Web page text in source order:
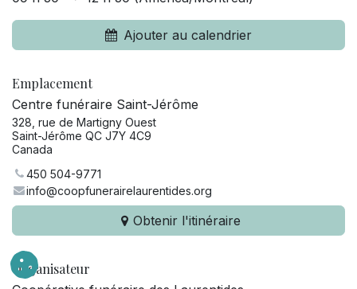
Ajouter au calendrier
Emplacement
Centre funéraire Saint-Jérôme
328, rue de Martigny Ouest
Saint-Jérôme QC J7Y 4C9
Canada
450 504-9771
info@coopfunerairelaurentides.org
Obtenir l'itinéraire
Organisateur